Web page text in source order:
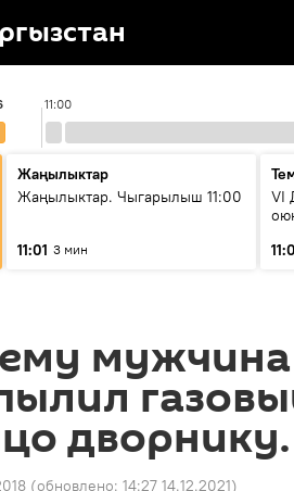
11:00
Жаңылыктар
Жаңылыктар. Чыгарылыш 11:00
11:01 3 мин
VI
(обновлено: 14:27 14.12.2021)